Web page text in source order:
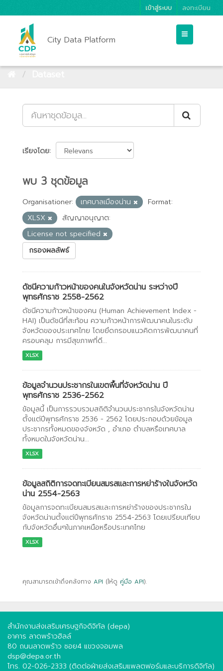
เข้าสู่ระบบ ลงทะเบียน
City Data Platform
เรียงโดย
พบ 3 ชุดข้อมูล
Organisationer: เทศบาลเมืองน่าน
Format:
XLSX
สัญญาอนุญาต:
License not specified
กรองผลลัพธ์
ดัชนีความก้าวหน้าของคนในจังหวัดน่าน ระหว่างปี
พุทธศักราช 2558-2562
ดัชนีความก้าวหน้าของคน (Human Achievement Index -
HAI) เป็นดัชนีที่สะท้อน ความก้าวหน้าการพัฒนาคนในระดับ
จังหวัดของประเทศไทย โดยยึดกรอบแนวคิดการพัฒนาคนที่
ครอบคลุม การมีสุขภาพที่ดี...
XLSX
ข้อมูลจำนวนประชากรในเขตพื้นที่จังหวัดน่าน ปี
พุทธศักราช 2536-2562
ข้อมูลนี้ เป็นการรวบรวมสถิติจำนวนประชากรในจังหวัดน่าน
ตั้งเเต่ปีพุทธศักราช 2536 - 2562 โดยประกอบด้วยข้อมูล
ประชากรทั้งหมดของจังหวัด , อำเภอ ตำบลหรือเทศบาล
ทั้งหมดในจังหวัดน่าน...
XLSX
ข้อมูลสถิติการจดทะเบียนสมรสเเละการหย่าร้างในจังหวัด
น่าน 2554-2563
ข้อมูลการจดทะเบียนสมรสเเละการหย่าร้างของประชากรใน
จังหวัดน่านตั้งเเต่ปีพุทธศักราช 2554-2563 โดยเปรียบเทียบ
กับจังหวัดอื่นๆในภาคเหนือหรือประเทศไทย
XLSX
คุณสามารถเข้าถึงคลังทาง API (ให้ดู คู่มือ API).
สำนักงานส่งเสริมเศรษฐกิจดิจิทัล (depa)
อาคาร ลาดพร้าวฮิลล์
80 ถนนลาดพร้าว ซอย4 แขวงจอมพล
dsp@depa.or.th
โทร. 02-026-2333 (ติดต่อฝ่ายส่งเสริมแพลตฟอร์มและบริการดิจิทัล)